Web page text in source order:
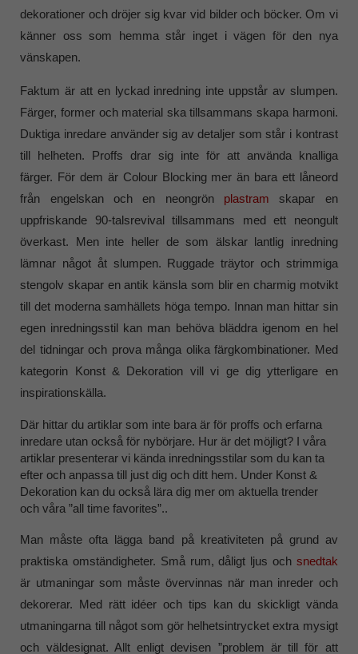
dekorationer och dröjer sig kvar vid bilder och böcker. Om vi
känner oss som hemma står inget i vägen för den nya
vänskapen.
Faktum är att en lyckad inredning inte uppstår av slumpen.
Färger, former och material ska tillsammans skapa harmoni.
Duktiga inredare använder sig av detaljer som står i kontrast
till helheten. Proffs drar sig inte för att använda knalliga
färger. För dem är Colour Blocking mer än bara ett låneord
från engelskan och en neongrön plastram skapar en
uppfriskande 90-talsrevival tillsammans med ett neongult
överkast. Men inte heller de som älskar lantlig inredning
lämnar något åt slumpen. Ruggade träytor och strimmiga
stengolv skapar en antik känsla som blir en charmig motvikt
till det moderna samhällets höga tempo. Innan man hittar sin
egen inredningsstil kan man behöva bläddra igenom en hel
del tidningar och prova många olika färgkombinationer. Med
kategorin Konst & Dekoration vill vi ge dig ytterligare en
inspirationskälla.
Där hittar du artiklar som inte bara är för proffs och erfarna
inredare utan också för nybörjare. Hur är det möjligt? I våra
artiklar presenterar vi kända inredningsstilar som du kan ta
efter och anpassa till just dig och ditt hem. Under Konst &
Dekoration kan du också lära dig mer om aktuella trender
och våra ”all time favorites”..
Man måste ofta lägga band på kreativiteten på grund av
praktiska omständigheter. Små rum, dåligt ljus och snedtak
är utmaningar som måste övervinnas när man inreder och
dekorerar. Med rätt idéer och tips kan du skickligt vända
utmaningarna till något som gör helhetsintrycket extra mysigt
och väldesignat. Allt enligt devisen ”problem är till för att